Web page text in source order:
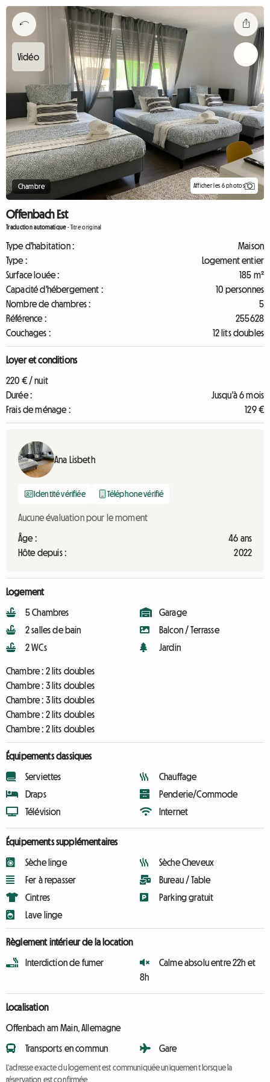
Chambre Afficher les 6 photos
Offenbach Est
Traduction automatique-Titre original
Type d'habitation :
Maison
Type :
Logement entier
Surface louée :
185 m²
Capacité d'hébergement :
10 personnes
Nombre de chambres :
5
Référence :
255628
Couchages :
12 lits doubles
Loyer et conditions
220 € / nuit
Durée :
Jusqu'à 6 mois
Frais de ménage :
129 €
Ana Lisbeth
Identité vérifiée Téléphone vérifié
Aucune évaluation pour le moment
Âge :
46 ans
Hôte depuis :
2022
Logement
5 Chambres
2 salles de bain
2 WCs
Garage
Balcon / Terrasse
Jardin
Chambre : 2 lits doubles
Chambre : 3 lits doubles
Chambre : 3 lits doubles
Chambre : 2 lits doubles
Chambre : 2 lits doubles
Équipements classiques
Serviettes
Draps
Télévision
Chauffage
Penderie/Commode
Internet
Équipements supplémentaires
Sèche linge
Fer à repasser
Cintres
Lave linge
Sèche Cheveux
Bureau / Table
Parking gratuit
Règlement intérieur de la location
Interdiction de fumer
Calme absolu entre 22h et
8h
Localisation
Offenbach am Main, Allemagne
Transports en commun Gare
L'adresse exacte du logement est communiquée uniquement lorsque la
réservation est confirmée.